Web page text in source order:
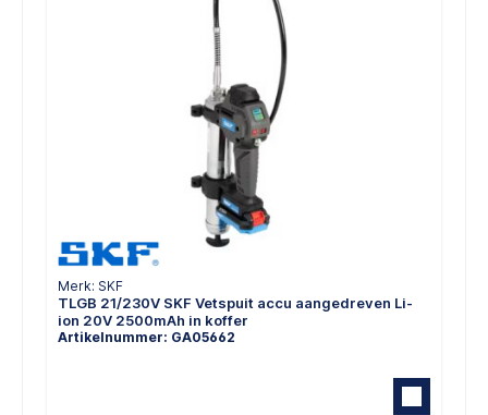
Merk: SKF
TLGB 21/230V SKF Vetspuit accu aangedreven Li-
ion 20V 2500mAh in koffer
Artikelnummer: GA05662